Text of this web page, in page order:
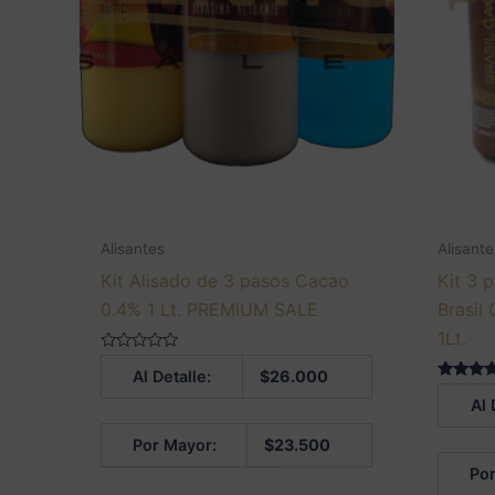
Alisantes
Kit Alisado de 3 pasos Cacao
0.4% 1 Lt. PREMIUM SALE
Al Detalle: $26.000
Por Mayor: $23.500
Kit 3
Brasil
1Lt.
Al